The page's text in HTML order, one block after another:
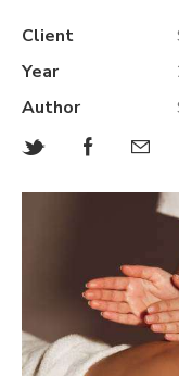
Client
Year
Author